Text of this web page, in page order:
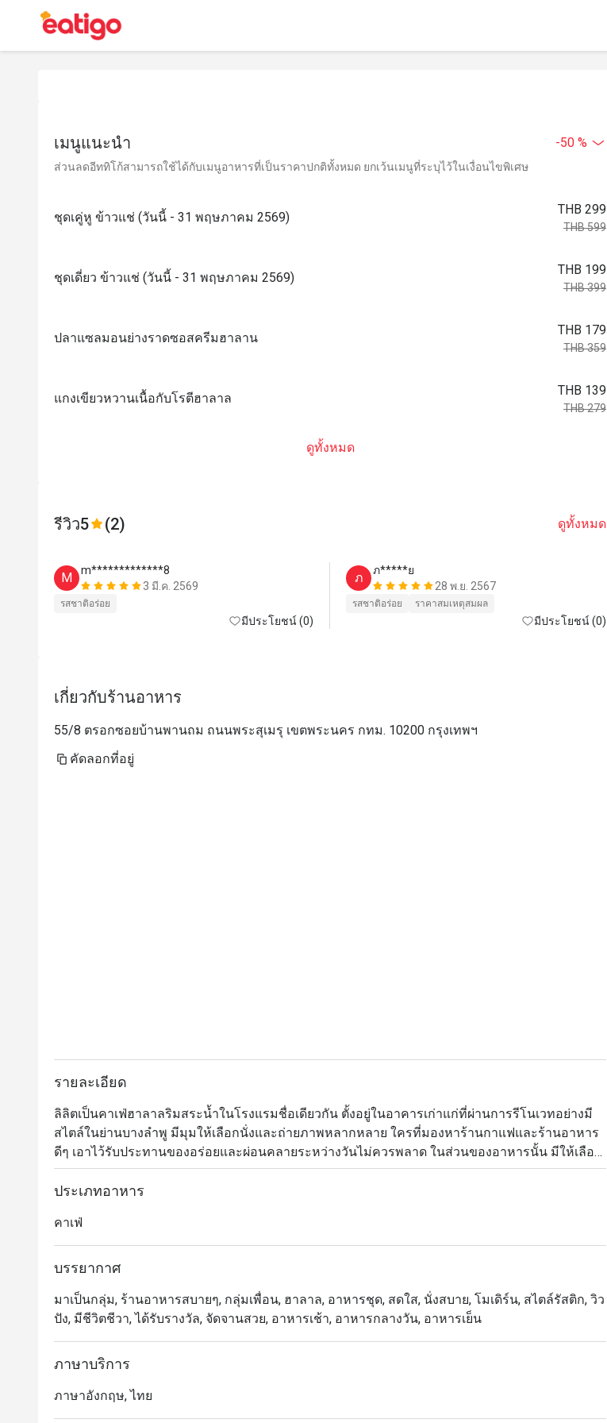
เมนูแนะนำ -50 %
ส่วนลดอีททิโก้สามารถใช้ได้กับเมนูอาหารที่เป็นราคาปกติทั้งหมด ยกเว้นเมนูที่ระบุไว้ในเงื่อนไขพิเศษ
ชุดเคู่หู ข้าวแช่ (วันนี้ - 31 พฤษภาคม 2569)
THB 299
THB 599
ชุดเดี่ยว ข้าวแช่ (วันนี้ - 31 พฤษภาคม 2569)
THB 199
THB 399
ปลาแซลมอนย่างราดซอสครีมฮาลาน
THB 179
THB 359
แกงเขียวหวานเนื้อกับโรตีฮาลาล
THB 139
THB 279
ดูทั้งหมด
รีวิว5 (2) ดูทั้งหมด
M
m*************8
3 มี.ค. 2569
รสชาติอร่อย
มีประโยชน์ (0)
ภ
ภ*****ย
28 พ.ย. 2567
รสชาติอร่อย ราคาสมเหตุสมผล
มีประโยชน์ (0)
เกี่ยวกับร้านอาหาร
55/8 ตรอกซอยบ้านพานถม ถนนพระสุเมรุ เขตพระนคร กทม. 10200 กรุงเทพฯ
คัดลอกที่อยู่
รายละเอียด
ลิลิตเป็นคาเฟ่ฮาลาลริมสระน้ำในโรงแรมชื่อเดียวกัน ตั้งอยู่ในอาคารเก่าแก่ที่ผ่านการรีโนเวทอย่างมี
สไตล์ในย่านบางลำพู มีมุมให้เลือกนั่งและถ่ายภาพหลากหลาย ใครที่มองหาร้านกาแฟและร้านอาหาร
ดีๆ เอาไว้รับประทานของอร่อยและผ่อนคลายระหว่างวันไม่ควรพลาด ในส่วนของอาหารนั้น มีให้เลือก
ทั้งในสไตล์ไทยและฟิวชั่นนานาชาติ ไม่ว่าจะเป็นพาสต้าน้ำพริกอ่อง เปาะเปี้ยะทอดไส้ผักโขมชีส หรือ
โรตีแกงเขียวหวานเนื้อ ทางร้านก็ทำออกมาได้อร่อยถูกปาก และที่สำคัญคือที่นี่มีเมนูเซอร์ไพรส์ตาม
ประเภทอาหาร
คาเฟ่
บรรยากาศ
มาเป็นกลุ่ม, ร้านอาหารสบายๆ, กลุ่มเพื่อน, ฮาลาล, อาหารชุด, สดใส, นั่งสบาย, โมเดิร์น, สไตล์รัสติก, วิว
ปัง, มีชีวิตชีวา, ได้รับรางวัล, จัดจานสวย, อาหารเช้า, อาหารกลางวัน, อาหารเย็น
ภาษาบริการ
ภาษาอังกฤษ, ไทย